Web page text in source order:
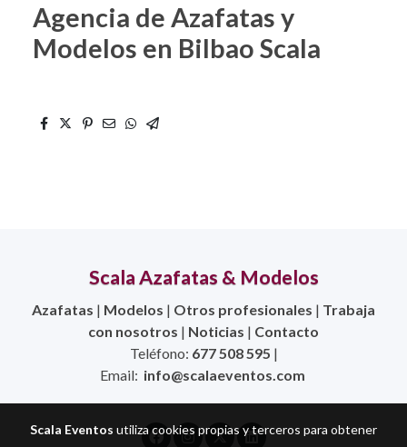
Agencia de Azafatas y
Modelos en Bilbao Scala
Scala Azafatas & Modelos
Azafatas | Modelos | Otros profesionales | Trabaja
con nosotros | Noticias | Contacto
Teléfono: 677 508 595 |
Email: info@scalaeventos.com
Scala Eventos utiliza cookies propias y terceros para obtener